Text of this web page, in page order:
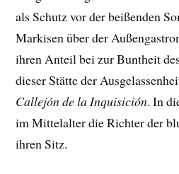
als Schutz vor der beißenden
Markisen über der
ihren Anteil bei zur Buntheit
dieser Stätte der
Callejón de la Inquisición. In
im Mittelalter die Richter der
ihren Sitz.